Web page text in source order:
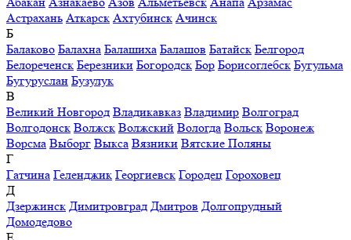
Астрахань Аткарск Ахтубинск Ачинск
Б
Балаково Балахна Балашиха Балашов Батайск Белгород
Белореченск Березники Богородск Бор Борисоглебск Бугульма
Бугуруслан Бузулук
В
Великий Новгород Владикавказ Владимир Волгоград
Волгодонск Волжск Волжский Вологда Вольск Воронеж
Ворсма Выборг Выкса Вязники Вятские Поляны
Г
Гатчина Геленджик Георгиевск Городец Гороховец
Д
Дзержинск Димитровград Дмитров Долгопрудный
Домодедово
Е